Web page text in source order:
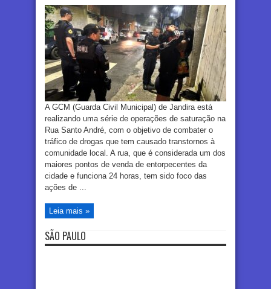
A GCM (Guarda Civil Municipal) de Jandira está
realizando uma série de operações de saturação na
Rua Santo André, com o objetivo de combater o
tráfico de drogas que tem causado transtornos à
comunidade local. A rua, que é considerada um dos
maiores pontos de venda de entorpecentes da
cidade e funciona 24 horas, tem sido foco das
ações de ...
Leia mais »
SÃO PAULO